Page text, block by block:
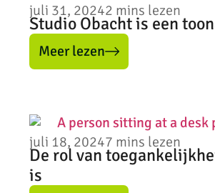
juli 31, 20242 mins lezen
Studio Obacht is een
Meer lezen
juli 18, 20247 mins lezen
De rol van
is